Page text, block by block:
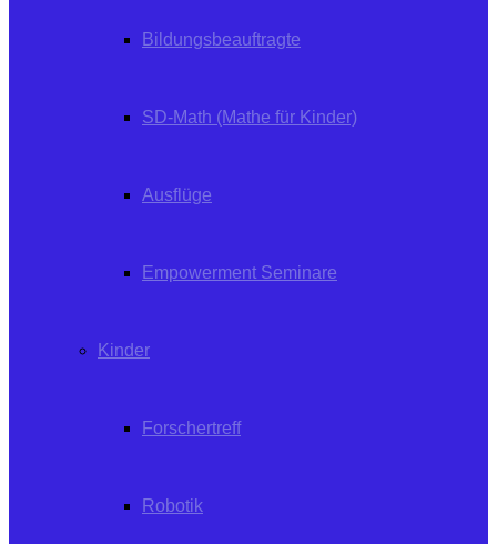
Bildungsbeauftragte
SD-Math (Mathe für Kinder)
Ausflüge
Empowerment Seminare
Kinder
Forschertreff
Robotik